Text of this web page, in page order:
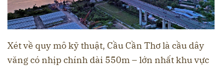
Xét về quy mô kỹ thuật, Cầu Cần Thơ là cầu dây
văng có nhịp chính dài 550m – lớn nhất khu vực